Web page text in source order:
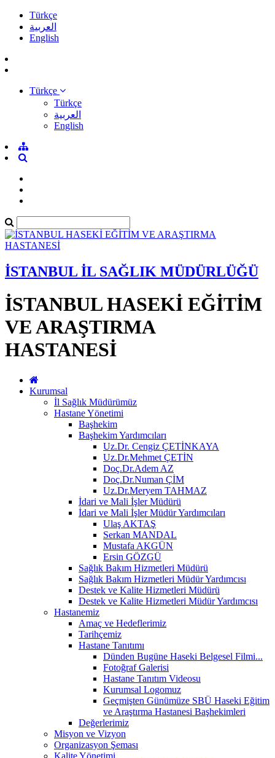
Türkçe
العربية
English
Türkçe
Türkçe
العربية
English
İSTANBUL İL SAĞLIK MÜDÜRLÜĞÜ
İSTANBUL HASEKİ EĞİTİM
VE ARAŞTIRMA
HASTANESİ
Kurumsal
İl Sağlık Müdürümüz
Hastane Yönetimi
Başhekim
Başhekim Yardımcıları
Uz.Dr. Cengiz ÇETİNKAYA
Uz.Dr.Mehmet ÇETİN
Doç.Dr.Adem AZ
Doç.Dr.Numan ÇİM
Uz.Dr.Meryem TAHMAZ
İdari ve Mali İşler Müdürü
İdari ve Mali İşler Müdür Yardımcıları
Ulaş AKTAŞ
Serkan MANDAL
Mustafa AKGÜN
Ersin GÖZGÜ
Sağlık Bakım Hizmetleri Müdürü
Sağlık Bakım Hizmetleri Müdür Yardımcısı
Destek ve Kalite Hizmetleri Müdürü
Destek ve Kalite Hizmetleri Müdür Yardımcısı
Hastanemiz
Amaç ve Hedeflerimiz
Tarihçemiz
Hastane Tanıtımı
Dünden Bugüne Haseki Belgesel Filmi...
Fotoğraf Galerisi
Hastane Tanıtım Videosu
Kurumsal Logomuz
Geçmişten Günümüze SBÜ Haseki Eğitim
ve Araştırma Hastanesi Başhekimleri
Değerlerimiz
Misyon ve Vizyon
Organizasyon Şeması
Kalite Yönetimi